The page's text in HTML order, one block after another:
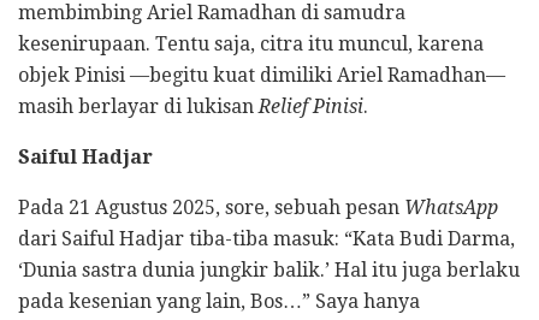
membimbing Ariel Ramadhan di samudra
kesenirupaan. Tentu saja, citra itu muncul, karena
objek Pinisi —begitu kuat dimiliki Ariel Ramadhan—
masih berlayar di lukisanRelief Pinisi.
Saiful Hadjar
Pada 21 Agustus 2025, sore, sebuah pesan WhatsApp
dari Saiful Hadjar tiba-tiba masuk: “Kata Budi Darma,
‘Dunia sastra dunia jungkir balik.’ Hal itu juga berlaku
pada kesenian yang lain, Bos…” Saya hanya